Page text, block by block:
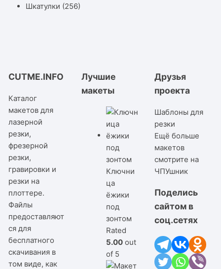
Шкатулки (256)
CUTME.INFO
Каталог
макетов для
лазерной
резки,
фрезерной
резки,
гравировки и
резки на
плоттере.
Файлы
предоставляют
ся для
бесплатного
скачивания в
том виде, как
Лучшие
макеты
Ключни
ца
ёжики
под
зонтом
Rated
5.00 out
of 5
Друзья
проекта
Шаблоны для
резки
Ещё больше
макетов
смотрите на
ЧПУшник
Поделись
сайтом в
соц.сетях